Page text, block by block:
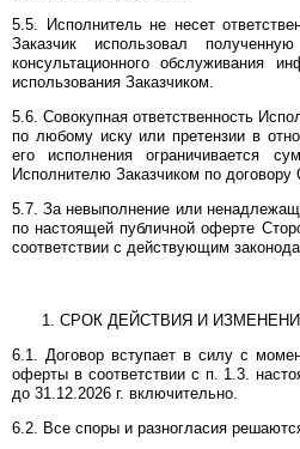
5.5. Исполнитель не несет
Заказчик использовал
консультационного обслуживания
использования Заказчиком.
5.6. Совокупная ответственность
по любому иску или претензии в
его исполнения ограничивается
Исполнителю Заказчиком по
5.7. За невыполнение или
по настоящей публичной оферте
соответствии с действующим
СРОК ДЕЙСТВИЯ И
6.1. Договор вступает в силу с
оферты в соответствии с п. 1.3.
до 31.12.2026 г. включительно.
6.2. Все споры и разногласия